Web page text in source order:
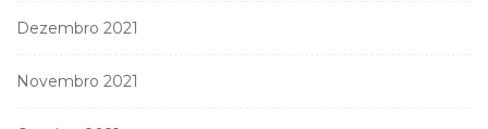
Dezembro 2021
Novembro 2021